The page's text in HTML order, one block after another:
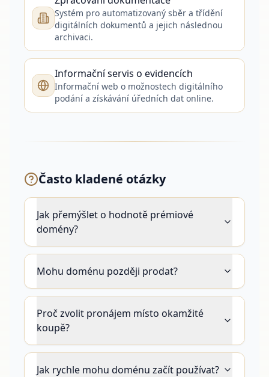
Systém pro automatizovaný sběr a třídění
digitálních dokumentů a jejich následnou
archivaci.
Informační servis o evidencích
Informační web o možnostech digitálního
podání a získávání úředních dat online.
Často kladené otázky
Jak přemýšlet o hodnotě prémiové
domény?
Mohu doménu později prodat?
Proč zvolit pronájem místo okamžité
koupě?
Jak rychle mohu doménu začít používat?